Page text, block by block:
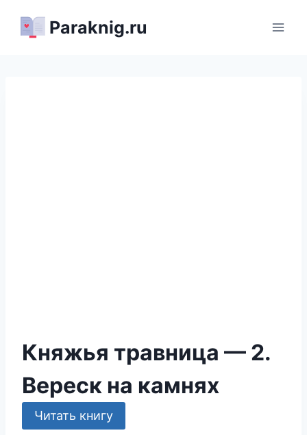
Paraknig.ru
Княжья травница — 2.
Вереск на камнях
Читать книгу